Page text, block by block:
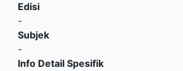
Edisi
-
Subjek
-
Info Detail Spesifik